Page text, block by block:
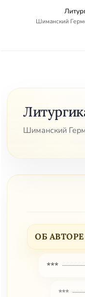
Шиманский
Шиманский
ОБ
***
***